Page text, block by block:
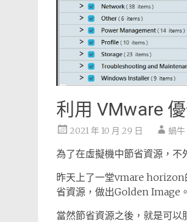
利用 VMware
2021 年 10 月 29 日 蝸牛
為了在虛擬機中節省資源，不
昨天上了一堂vmare horizon
省資源，做出Golden Image。
當然節省資源之後，就是可以